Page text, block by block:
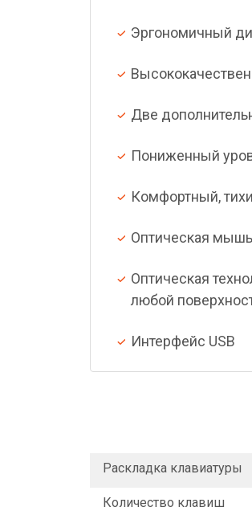
Эргономичный
Две
Пониженный
Комфортный,
Оптическая
Оптическая
любой
Интерфейс USB
Раскладка клавиатуры
Количество клавиш